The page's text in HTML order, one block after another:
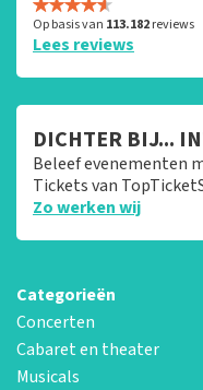
Op basis van 113.182reviews
Lees reviews
DICHTER BIJ...
Beleef evenementen
Tickets van
Zo werken wij
Categorieën
Concerten
Cabaret en theater
Musicals